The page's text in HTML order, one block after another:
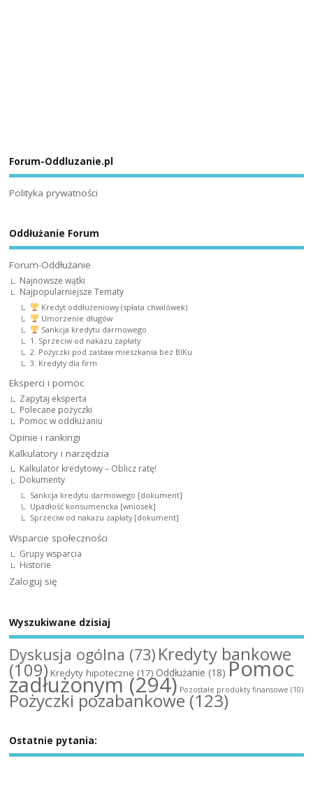
Forum-Oddluzanie.pl
Polityka prywatności
Oddłużanie Forum
Forum-Oddłużanie
Najnowsze wątki
Najpopularniejsze Tematy
Kredyt oddłużeniowy (spłata chwilówek)
Umorzenie długów
Sankcja kredytu darmowego
1. Sprzeciw od nakazu zapłaty
2. Pożyczki pod zastaw mieszkania bez BIKu
3. Kredyty dla firm
Eksperci i pomoc
Zapytaj eksperta
Polecane pożyczki
Pomoc w oddłużaniu
Opinie i rankingi
Kalkulatory i narzędzia
Kalkulator kredytowy – Oblicz ratę!
Dokumenty
Sankcja kredytu darmowego [dokument]
Upadłość konsumencka [wniosek]
Sprzeciw od nakazu zapłaty [dokument]
Wsparcie społeczności
Grupy wsparcia
Historie
Zaloguj się
Wyszukiwane dzisiaj
Dyskusja ogólna (73) Kredyty bankowe
(109) Kredyty hipoteczne (17) Oddłużanie (18) Pomoc
zadłużonym(294) Pozostałe produkty finansowe (10)
Pożyczki pozabankowe(123)
Ostatnie pytania: